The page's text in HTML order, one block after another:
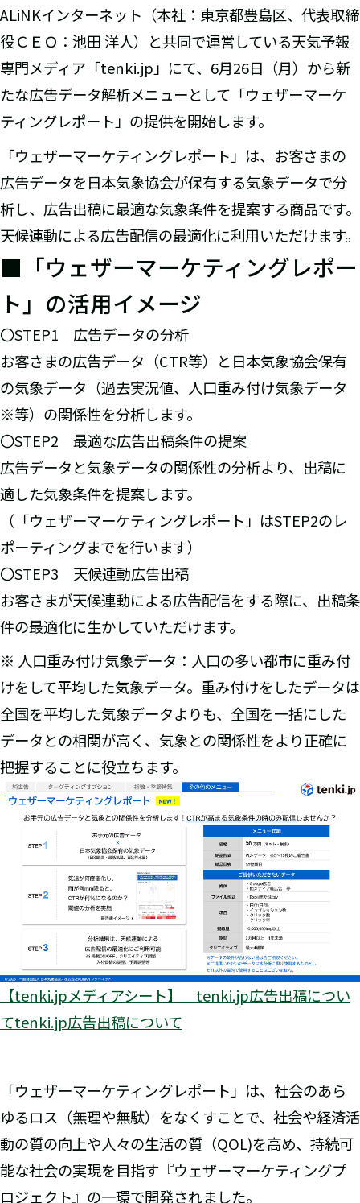
ALiNKインターネット（本社：東京都豊島区、代表取締
役ＣＥＯ：池田 洋人）と共同で運営している天気予報
専門メディア「tenki.jp」にて、6月26日（月）から新
たな広告データ解析メニューとして「ウェザーマーケ
ティングレポート」の提供を開始します。
「ウェザーマーケティングレポート」は、お客さまの
広告データを日本気象協会が保有する気象データで分
析し、広告出稿に最適な気象条件を提案する商品です。
天候連動による広告配信の最適化に利用いただけます。
■「ウェザーマーケティングレポー
ト」の活用イメージ
〇STEP1 広告データの分析
お客さまの広告データ（CTR等）と日本気象協会保有
の気象データ（過去実況値、人口重み付け気象データ
※等）の関係性を分析します。
〇STEP2 最適な広告出稿条件の提案
広告データと気象データの関係性の分析より、出稿に
適した気象条件を提案します。
（「ウェザーマーケティングレポート」はSTEP2のレ
ポーティングまでを行います）
〇STEP3 天候連動広告出稿
お客さまが天候連動による広告配信をする際に、出稿条
件の最適化に生かしていただけます。
※ 人口重み付け気象データ：人口の多い都市に重み付
けをして平均した気象データ。重み付けをしたデータは
全国を平均した気象データよりも、全国を一括にした
データとの相関が高く、気象との関係性をより正確に
把握することに役立ちます。
【tenki.jpメディアシート】 tenki.jp広告出稿につい
てtenki.jp広告出稿について
「ウェザーマーケティングレポート」は、社会のあら
ゆるロス（無理や無駄）をなくすことで、社会や経済活
動の質の向上や人々の生活の質（QOL)を高め、持続可
能な社会の実現を目指す『ウェザーマーケティングプ
ロジェクト』の一環で開発されました。